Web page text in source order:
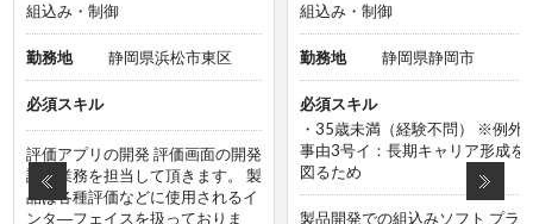
組込み・制御
勤務地 静岡県浜松市東区
必須スキル
評価アプリの開発 評価画面の開発
設計業務を担当して頂きます。 製
品は各種評価などに使用されるイ
ンタ―フェイスを扱っておりま
組込み・制御
勤務地 静岡県静岡市
必須スキル
・35歳未満（経験不問） ※例外
事由3号イ：長期キャリア形成を
図るため
製品開発での組込みソフト プラ